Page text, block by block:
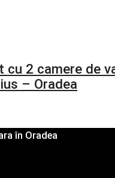
cu 2 camere de
– Oradea
în Oradea